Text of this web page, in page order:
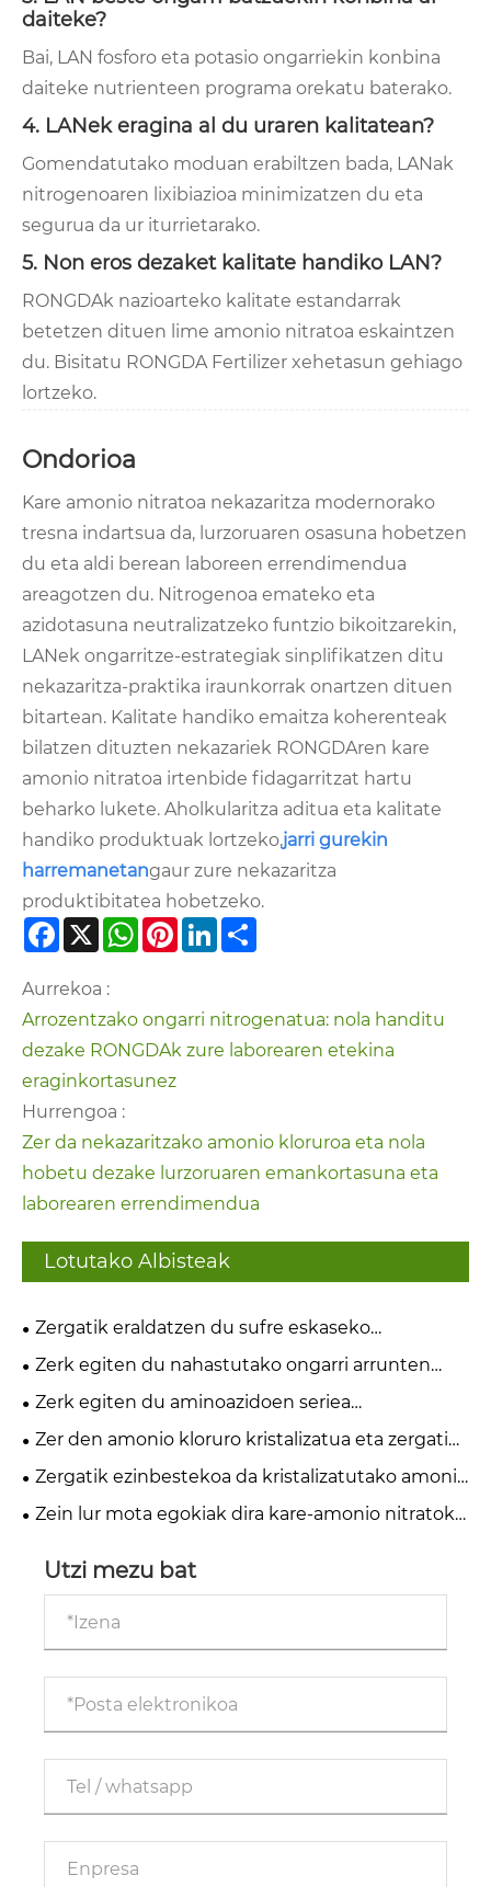
daiteke?
Bai, LAN fosforo eta potasio ongarriekin konbina
daiteke nutrienteen programa orekatu baterako.
4. LANek eragina al du uraren kalitatean?
Gomendatutako moduan erabiltzen bada, LANak
nitrogenoaren lixibiazioa minimizatzen du eta
segurua da ur iturrietarako.
5. Non eros dezaket kalitate handiko LAN?
RONGDAk nazioarteko kalitate estandarrak
betetzen dituen lime amonio nitratoa eskaintzen
du. Bisitatu RONGDA Fertilizer xehetasun gehiago
lortzeko.
Ondorioa
Kare amonio nitratoa nekazaritza modernorako
tresna indartsua da, lurzoruaren osasuna hobetzen
du eta aldi berean laboreen errendimendua
areagotzen du. Nitrogenoa emateko eta
azidotasuna neutralizatzeko funtzio bikoitzarekin,
LANek ongarritze-estrategiak sinplifikatzen ditu
nekazaritza-praktika iraunkorrak onartzen dituen
bitartean. Kalitate handiko emaitza koherenteak
bilatzen dituzten nekazariek RONGDAren kare
amonio nitratoa irtenbide fidagarritzat hartu
beharko lukete. Aholkularitza aditua eta kalitate
handiko produktuak lortzeko,jarri gurekin
harremanetangaur zure nekazaritza
produktibitatea hobetzeko.
Facebook
X WhatsApp
Pinterest
LinkedIn
Aurrekoa :
Arrozentzako ongarri nitrogenatua: nola handitu
dezake RONGDAk zure laborearen etekina
eraginkortasunez
Hurrengoa :
Zer da nekazaritzako amonio kloruroa eta nola
hobetu dezake lurzoruaren emankortasuna eta
laborearen errendimendua
Lotutako Albisteak
Zergatik eraldatzen du sufre eskaseko
lurzoruaren baldintzatzaileak laboreen
produktibitatea eta lurzoruaren osasuna?
Zerk egiten du nahastutako ongarri arrunten
seriea ezinbestekoa nekazaritza modernorako?
Zerk egiten du aminoazidoen seriea
ezinbestekoa osasun eta industria modernorako?
Zer den amonio kloruro kristalizatua eta zergatik
ezinbestekoa da nekazaritza eta industria
modernorako
Zergatik ezinbestekoa da kristalizatutako amonio
kloruroa nekazaritza eta industria ongarri
modernoetarako
Zein lur mota egokiak dira kare-amonio nitratoko
Utzi mezu bat